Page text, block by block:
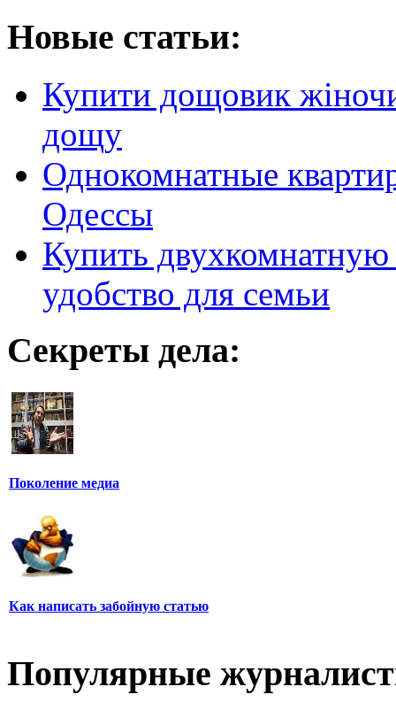
Новые статьи:
Купити дощовик
дощу
Однокомнатные
Одессы
Купить
удобство для семьи
Секреты дела:
Поколение медиа
Как написать забойную статью
Популярные